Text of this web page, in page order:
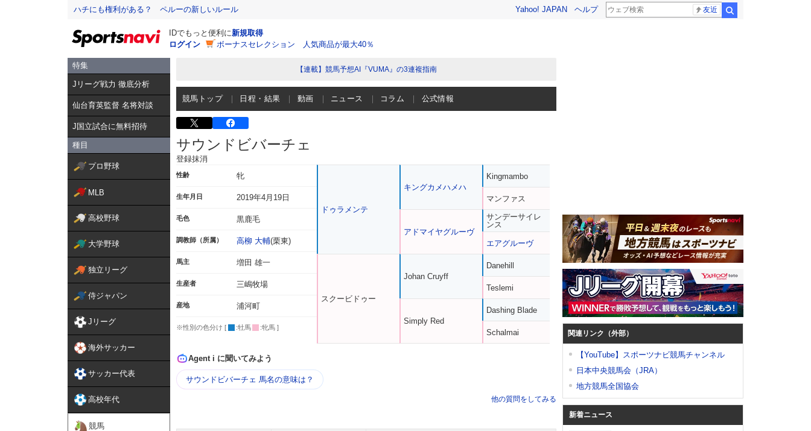
ハチにも権利がある？ ペルーの新しいルール Yahoo! JAPAN ヘルプ 友近
IDでもっと便利に新規取得
ログイン
ボーナスセレクション 人気商品が最大40％
特集
Jリーグ戦力 徹底分析
仙台育英監督 名将対談
J国立試合に無料招待
種目
プロ野球
MLB
高校野球
大学野球
独立リーグ
侍ジャパン
Jリーグ
海外サッカー
サッカー代表
高校年代
競馬
【連載】競馬予想AI『VUMA』の3連複指南
競馬トップ 日程・結果 動画 ニュース コラム 公式情報
サウンドビバーチェ
登録抹消
性齢 牝
生年月日 2019年4月19日
毛色 黒鹿毛
調教師（所属） 高柳 大輔(栗東)
馬主 増田 雄一
生産者 三嶋牧場
産地 浦河町
※性別の色分け [ :牡馬 :牝馬 ]
ドゥラメンテ
スクービドゥー
キングカメハメハ
アドマイヤグルーヴ
Johan Cruyff
Simply Red
Kingmambo
マンファス
サンデーサイレ
ンス
エアグルーヴ
Danehill
Teslemi
Dashing Blade
Schalmai
Agent i に聞いてみよう
サウンドビバーチェ 馬名の意味は？
他の質問をしてみる
関連リンク（外部）
【YouTube】スポーツナビ競馬チャンネル
日本中央競馬会（JRA）
地方競馬全国協会
新着ニュース